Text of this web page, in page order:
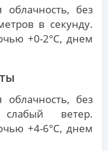
без
в секунду.
+0-2°С, днем
без
ветер.
+4-6°С, днем